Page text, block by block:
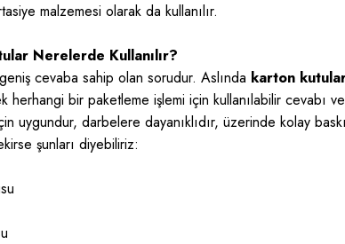
malzemesi olarak da kullanılır.
Nerelerde Kullanılır?
cevaba sahip olan sorudur. Aslında karton
herhangi bir paketleme işlemi için kullanılabilir cevabı
uygundur, darbelere dayanıklıdır, üzerinde kolay
şunları diyebiliriz: